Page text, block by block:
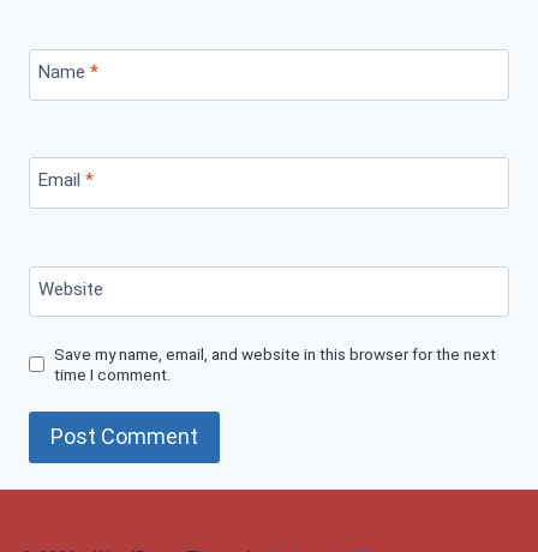
Name *
Email *
Website
Save my name, email, and website in this browser for the next
time I comment.